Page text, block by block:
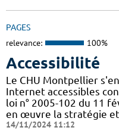
PAGES
relevance: 100%
Accessibilité
Le CHU Montpellier
Internet accessibles
loi n° 2005-102 du 11
en œuvre la stratégie et
14/11/2024 11:12